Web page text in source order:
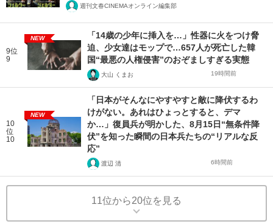
週刊文春CINEMAオンライン編集部
9位
9
NEW
「14歳の少年に挿入を…」性器に火をつけ脅
迫、少女達はモップで…657人が死亡した韓
国“最悪の人権侵害”のおぞましすぎる実態
大山 くまお 19時間前
10
位
10
NEW
「日本がそんなにやすやすと敵に降伏するわ
けがない。あれはひょっとすると、デマ
か…」復員兵が明かした、8月15日“無条件降
伏”を知った瞬間の日本兵たちの“リアルな反
応”
渡辺 清 6時間前
11位から20位を見る